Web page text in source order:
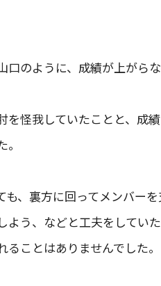
口のように、成績が上がら
を怪我していたことと、成
、裏方に回ってメンバー
よう、などと工夫をしてい
ことはありませんでした。